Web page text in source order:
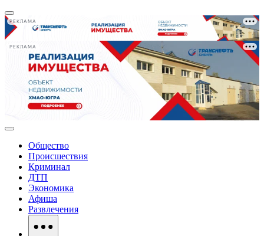
РЕКЛАМА
РЕКЛАМА
Общество
Происшествия
Криминал
ДТП
Экономика
Афиша
Развлечения